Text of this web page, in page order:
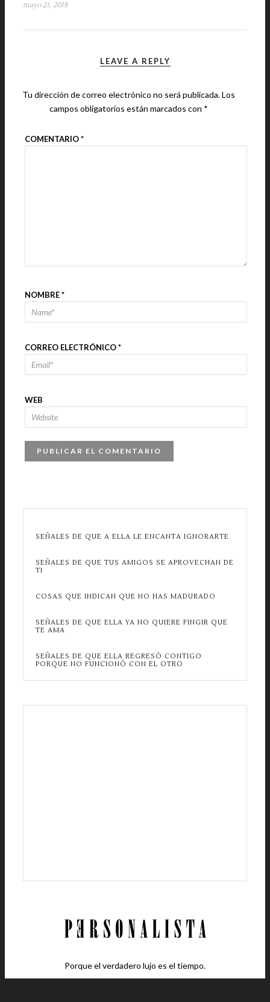
mayo 21, 2018
LEAVE A REPLY
Tu dirección de correo electrónico no será publicada.Los
campos obligatorios están marcados con *
COMENTARIO*
NOMBRE*
CORREO ELECTRÓNICO*
WEB
SEÑALES DE QUE A ELLA LE ENCANTA IGNORARTE
SEÑALES DE QUE TUS AMIGOS SE APROVECHAN DE
TI
COSAS QUE INDICAN QUE NO HAS MADURADO
SEÑALES DE QUE ELLA YA NO QUIERE FINGIR QUE
TE AMA
SEÑALES DE QUE ELLA REGRESÓ CONTIGO
PORQUE NO FUNCIONÓ CON EL OTRO
Porque el verdadero lujo es el tiempo.